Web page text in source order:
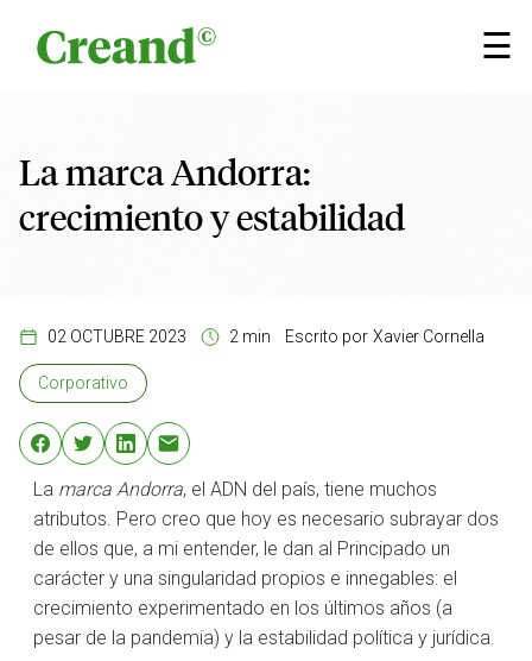
☰
×
La marca Andorra:
crecimiento y estabilidad
02 OCTUBRE 2023 2 min Escrito por Xavier Cornella
Corporativo
La marca Andorra, el ADN del país, tiene muchos
atributos. Pero creo que hoy es necesario subrayar dos
de ellos que, a mi entender, le dan al Principado un
carácter y una singularidad propios e innegables: el
crecimiento experimentado en los últimos años (a
pesar de la pandemia) y la estabilidad política y jurídica.